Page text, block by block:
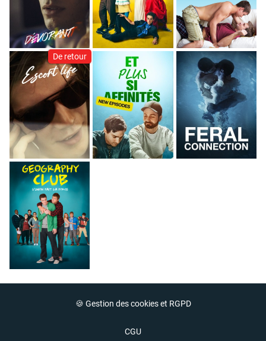
De retour
🍪 Gestion des cookies et RGPD
CGU